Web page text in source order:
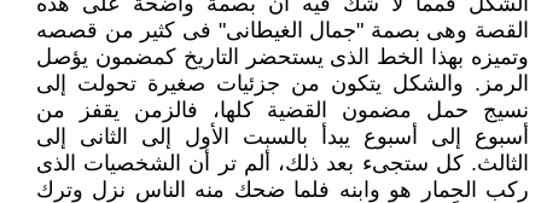
القصة وهى بصمة "جمال الغيطانى" فى كثير من قصصه
وتميزه بهذا الخط الذى يستحضر التاريخ كمضمون يؤصل
الرمز. والشكل يتكون من جزئيات صغيرة تحولت إلى
نسيج حمل مضمون القضية كلها، فالزمن يقفز من
أسبوع إلى أسبوع يبدأ بالسبت الأول إلى الثانى إلى
الثالث. كل ستجىء بعد ذلك، ألم تر أن الشخصيات الذى
ركب الحمار هو وابنه فلما ضحك منه الناس نزل وترك